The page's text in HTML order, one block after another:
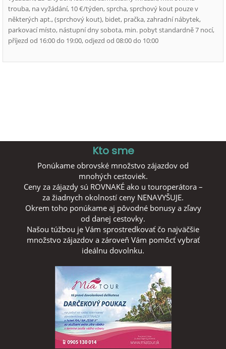
trouba, na vyžádání, 10 €/týden, sprcha, sprchový kout pouze v
některých apt., (sprchový kout), bidet, pračka, zahradní nábytek,
parkovací místo, nástupní dny sobota, min. pobyt standardně 7 nocí,
příjezd od 16:00 do 19:00, odjezd od 08:00 do 10:00
Kto sme
Ponúkame obrovské množstvo zájazdov od
mnohých cestoviek.
Ceny za zájazdy sú ROVNAKÉ ako u touroperátora –
za žiadnych okolností ceny NENAVYŠUJE.
Okrem toho ponúkame aj pôvodné bonusy a zľavy
od danej cestovky.
Našou túžbou je Vám sprostredkovať čo najväčšie
množstvo zájazdov a zároveň Vám pomôcť vybrať
ideálnu dovolnku.